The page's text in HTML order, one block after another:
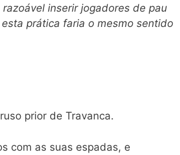
inserir jogadores de pau
prática faria o mesmo sentido
prior de Travanca.
com as suas espadas, e